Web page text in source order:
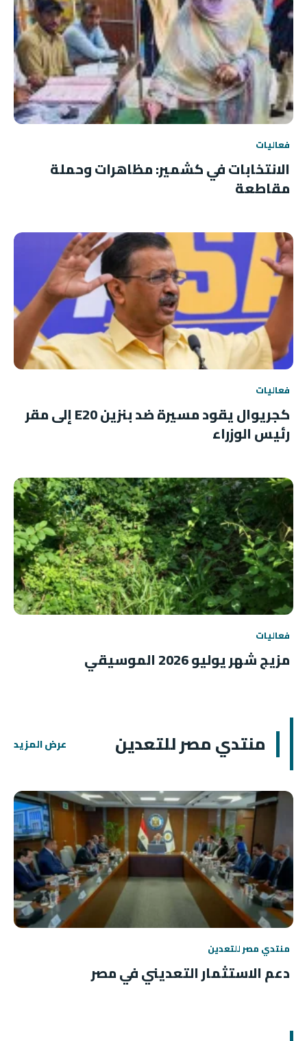
فعاليات
الانتخابات في كشمير: مظاهرات وحملة
مقاطعة
فعاليات
كجريوال يقود مسيرة ضد بنزين E20 إلى مقر
رئيس الوزراء
فعاليات
مزيج شهر يوليو 2026 الموسيقي
منتدي مصر للتعدين عرض المزيد
منتدي مصر للتعدين
دعم الاستثمار التعديني في مصر